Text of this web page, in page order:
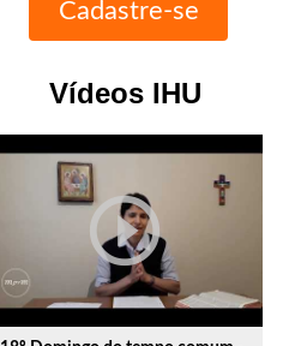
Vídeos IHU
play_circle_outline